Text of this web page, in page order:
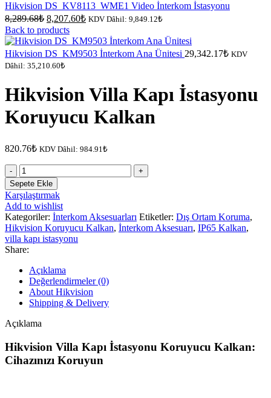
Hikvision DS_KV8113_WME1 Video İnterkom İstasyonu
8,289.68₺ Orijinal
fiyat:
8,289.68₺.
8,207.60₺Şu
fiyat:
8,207.60₺.
KDV Dâhil: 9,849.12₺
Back to products
Hikvision DS_KM9503 İnterkom Ana Ünitesi 29,342.17₺ KDV
Dâhil: 35,210.60₺
Hikvision Villa Kapı İstasyonu
Koruyucu Kalkan
820.76₺ KDV Dâhil: 984.91 ₺
Hikvision
Villa
Kapı
İstasyonu
Koruyucu
Kalkan
adet
Sepete Ekle
Karşılaştırmak
Add to wishlist
Kategoriler: İnterkom Aksesuarları Etiketler: Dış Ortam Koruma,
Hikvision Koruyucu Kalkan, İnterkom Aksesuarı, IP65 Kalkan,
villa kapı istasyonu
Share:
Açıklama
Değerlendirmeler (0)
About Hikvision
Shipping & Delivery
Açıklama
Hikvision Villa Kapı İstasyonu Koruyucu Kalkan:
Cihazınızı Koruyun